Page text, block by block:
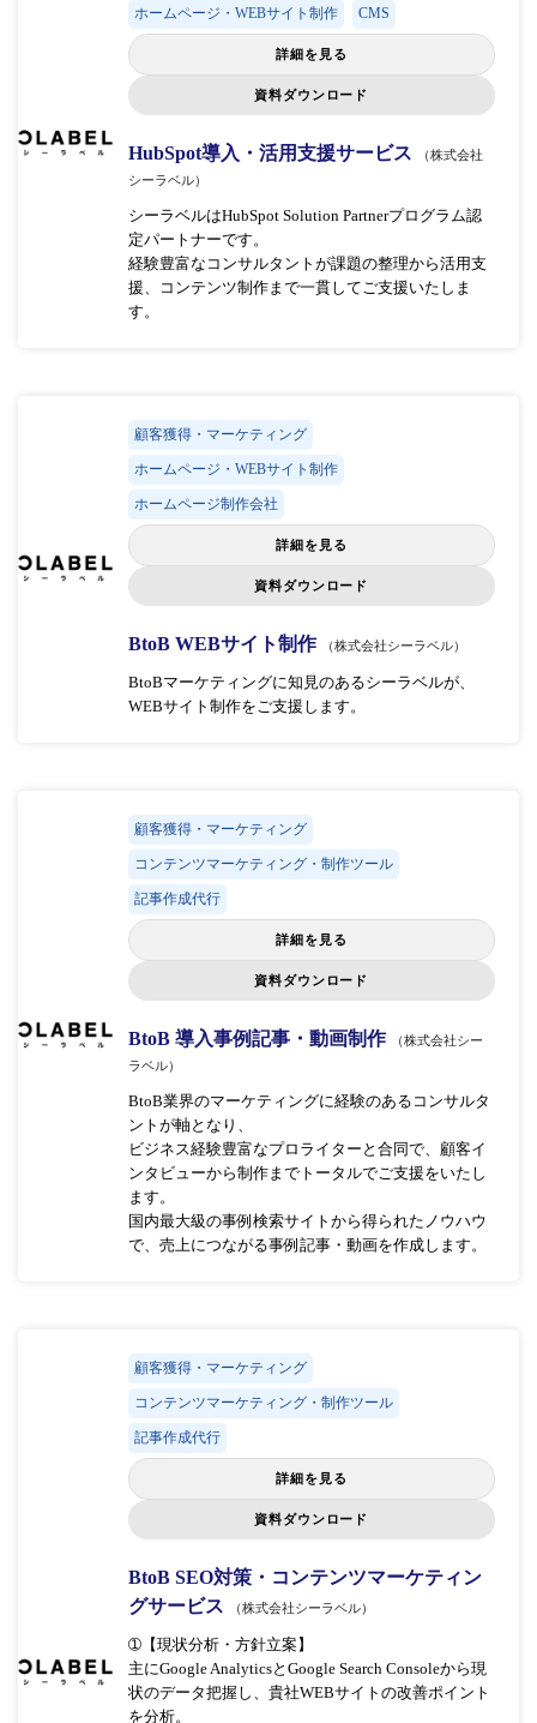
ホームページ・WEBサイト制作 CMS
詳細を見る
資料ダウンロード
HubSpot導入・活用支援サービス
（株式会社
シーラベル）
シーラベルはHubSpot Solution Partnerプログラム認
定パートナーです。
経験豊富なコンサルタントが課題の整理から活用支
援、コンテンツ制作まで一貫してご支援いたしま
す。
顧客獲得・マーケティング
ホームページ・WEBサイト制作
ホームページ制作会社
詳細を見る
資料ダウンロード
BtoB WEBサイト制作 （株式会社シーラベル）
BtoBマーケティングに知見のあるシーラベルが、
WEBサイト制作をご支援します。
顧客獲得・マーケティング
コンテンツマーケティング・制作ツール
記事作成代行
詳細を見る
資料ダウンロード
BtoB 導入事例記事・動画制作
（株式会社シー
ラベル）
BtoB業界のマーケティングに経験のあるコンサルタ
ントが軸となり、
ビジネス経験豊富なプロライターと合同で、顧客イ
ンタビューから制作までトータルでご支援をいたし
ます。
国内最大級の事例検索サイトから得られたノウハウ
で、売上につながる事例記事・動画を作成します。
顧客獲得・マーケティング
コンテンツマーケティング・制作ツール
記事作成代行
詳細を見る
資料ダウンロード
BtoB SEO対策・コンテンツマーケティン
グサービス
（株式会社シーラベル）
➀【現状分析・方針立案】
主にGoogle AnalyticsとGoogle Search Consoleから現
状のデータ把握し、貴社WEBサイトの改善ポイント
を分析。